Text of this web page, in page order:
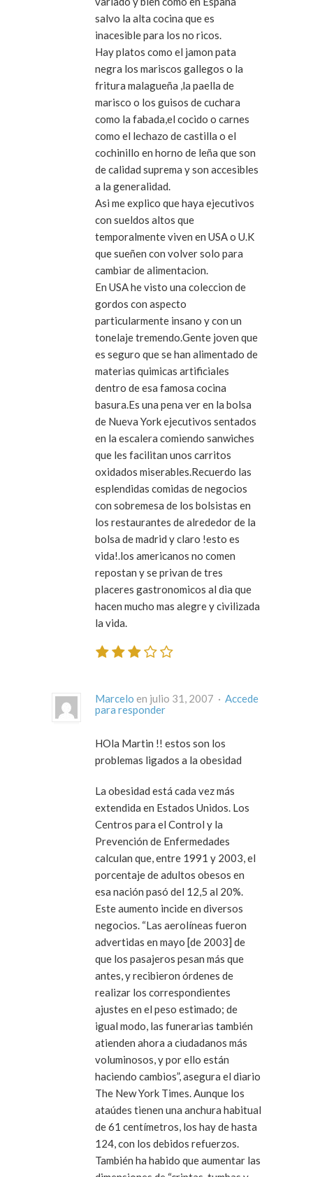
salvo la alta cocina que es
inacesible para los no ricos.
Hay platos como el jamon pata
negra los mariscos gallegos o la
fritura malagueña ,la paella de
marisco o los guisos de cuchara
como la fabada,el cocido o carnes
como el lechazo de castilla o el
cochinillo en horno de leña que son
de calidad suprema y son accesibles
a la generalidad.
Asi me explico que haya ejecutivos
con sueldos altos que
temporalmente viven en USA o U.K
que sueñen con volver solo para
cambiar de alimentacion.
En USA he visto una coleccion de
gordos con aspecto
particularmente insano y con un
tonelaje tremendo.Gente joven que
es seguro que se han alimentado de
materias quimicas artificiales
dentro de esa famosa cocina
basura.Es una pena ver en la bolsa
de Nueva York ejecutivos sentados
en la escalera comiendo sanwiches
que les facilitan unos carritos
oxidados miserables.Recuerdo las
esplendidas comidas de negocios
con sobremesa de los bolsistas en
los restaurantes de alrededor de la
bolsa de madrid y claro !esto es
vida!.los americanos no comen
repostan y se privan de tres
placeres gastronomicos al dia que
hacen mucho mas alegre y civilizada
la vida.
Marcelo en julio 31, 2007 · Accede
para responder
HOla Martin !! estos son los
problemas ligados a la obesidad
La obesidad está cada vez más
extendida en Estados Unidos. Los
Centros para el Control y la
Prevención de Enfermedades
calculan que, entre 1991 y 2003, el
porcentaje deadultos obesos en
esa nación pasó del 12,5 al 20%.
Este aumento incide en diversos
negocios. “Las aerolíneas fueron
advertidas en mayo [de 2003] de
que los pasajeros pesan más que
antes, y recibieron órdenes de
realizar los correspondientes
ajustes en el peso estimado; de
igual modo, las funerarias también
atienden ahora a ciudadanos más
voluminosos, y por ello están
haciendo cambios”, asegura el diario
The New York Times. Aunque los
ataúdes tienen una anchura habitual
de 61 centímetros, los hay de hasta
124, con los debidos refuerzos.
También ha habido que aumentar las